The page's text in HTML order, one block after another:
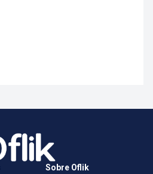
Sobre Oflik